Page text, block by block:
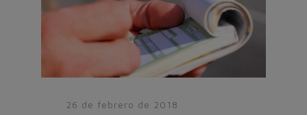
26 de febrero de 2018